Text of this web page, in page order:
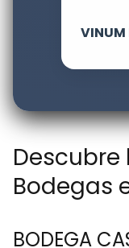
VINUM
Descubre
Bodegas
BODEGA